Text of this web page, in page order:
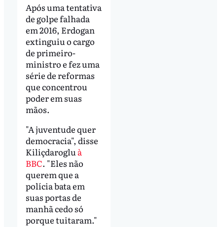
Após uma tentativa
de golpe falhada
em 2016, Erdogan
extinguiu o cargo
de primeiro-
ministro e fez uma
série de reformas
que concentrou
poder em suas
mãos.
"A juventude quer
democracia", disse
Kiliçdarogluà
BBC. "Eles não
querem que a
polícia bata em
suas portas de
manhã cedo só
porque tuitaram."